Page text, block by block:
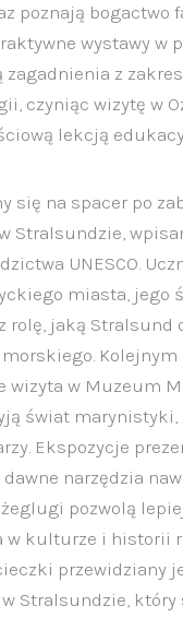
poznają bogactwo
wystawy w
zagadnienia z
czyniąc wizytę w
lekcją
się na spacer po
Stralsundzie,
UNESCO.
miasta, jego
rolę, jaką Stralsund
wizyta w Muzeum
świat marynistyki,
Ekspozycje
narzędzia
pozwolą
w kulturze i historii
przewidziany
Stralsundzie, który